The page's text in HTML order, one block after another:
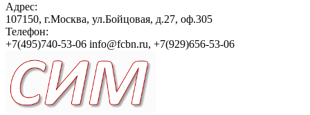
Адрес:
107150, г.Москва, ул.Бойцовая, д.27, оф.305
Телефон:
+7(495)740-53-06 info@fcbn.ru, +7(929)656-53-06